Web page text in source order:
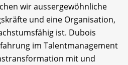
wir aussergewöhnliche
und eine Organisation,
ist. Dubois
im Talentmanagement
mit und